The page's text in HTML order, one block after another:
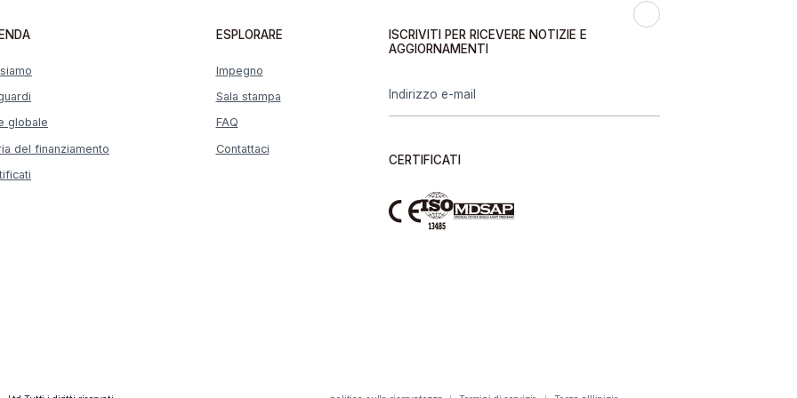
globale
del finanziamento
ESPLORARE
Impegno
Sala stampa
FAQ
Contattaci
ISCRIVITI PER RICEVERE NOTIZIE E
AGGIORNAMENTI
CERTIFICATI